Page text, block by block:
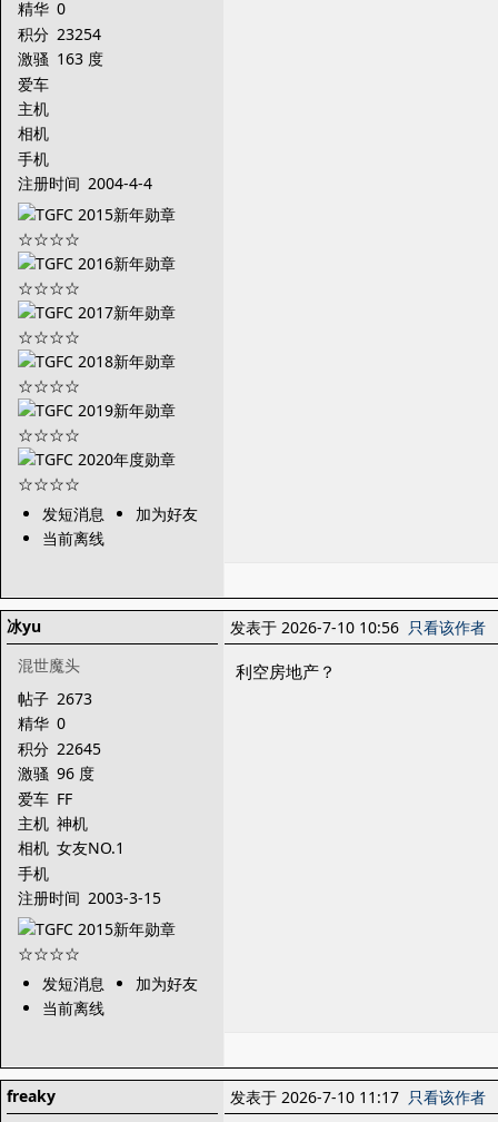
精华 0
积分 23254
激骚 163 度
爱车
主机
相机
手机
注册时间 2004-4-4
发短消息
加为好友
当前离线
冰yu
混世魔头
帖子 2673
精华 0
积分 22645
激骚 96 度
爱车 FF
主机 神机
相机 女友NO.1
手机
注册时间 2003-3-15
发短消息
加为好友
当前离线
发表于 2026-7-10 10:56 只看该作者
利空房地产？
freaky
发表于 2026-7-10 11:17 只看该作者